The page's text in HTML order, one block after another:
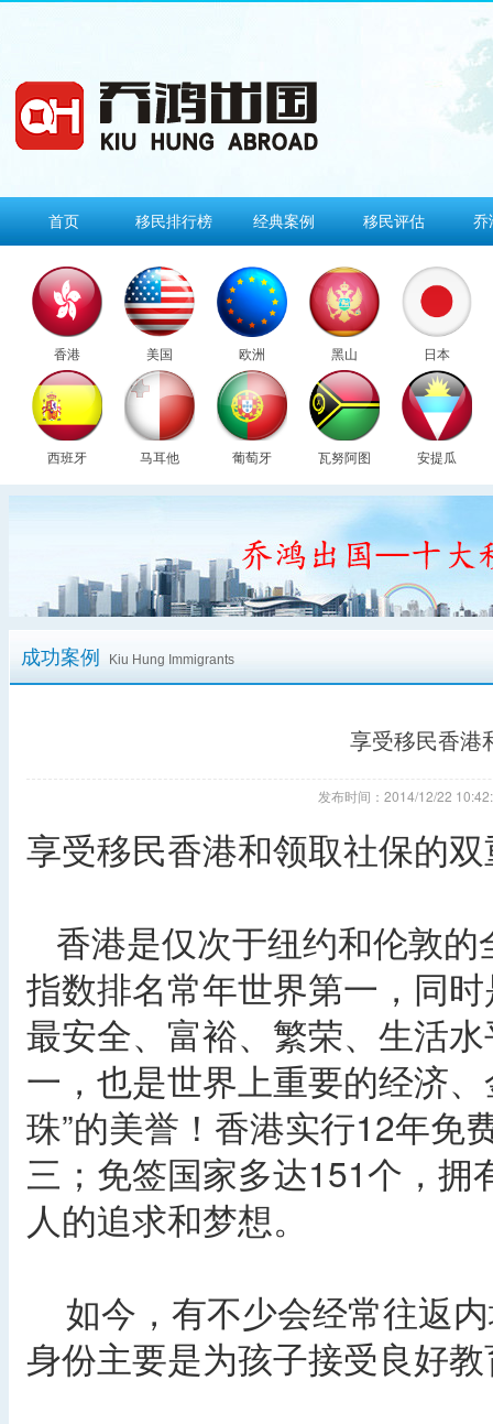
首页 移民排行榜 经典案例 移民评估 乔
香港 美国 欧洲 黑山 日本
西班牙 马耳他 葡萄牙 瓦努阿图 安提瓜
成功案例 Kiu Hung Immigrants
享受移民香港
发布时间：2014/12/22
享受移民香港和领取社保的
香港是仅次于纽约和伦敦
指数排名常年世界第一，同
最安全、富裕、繁荣、生活
一，也是世界上重要的经济
珠”的美誉！香港实行12年免
三；免签国家多达151个，拥
人的追求和梦想。
如今，有不少会经常往返
身份主要是为孩子接受良好